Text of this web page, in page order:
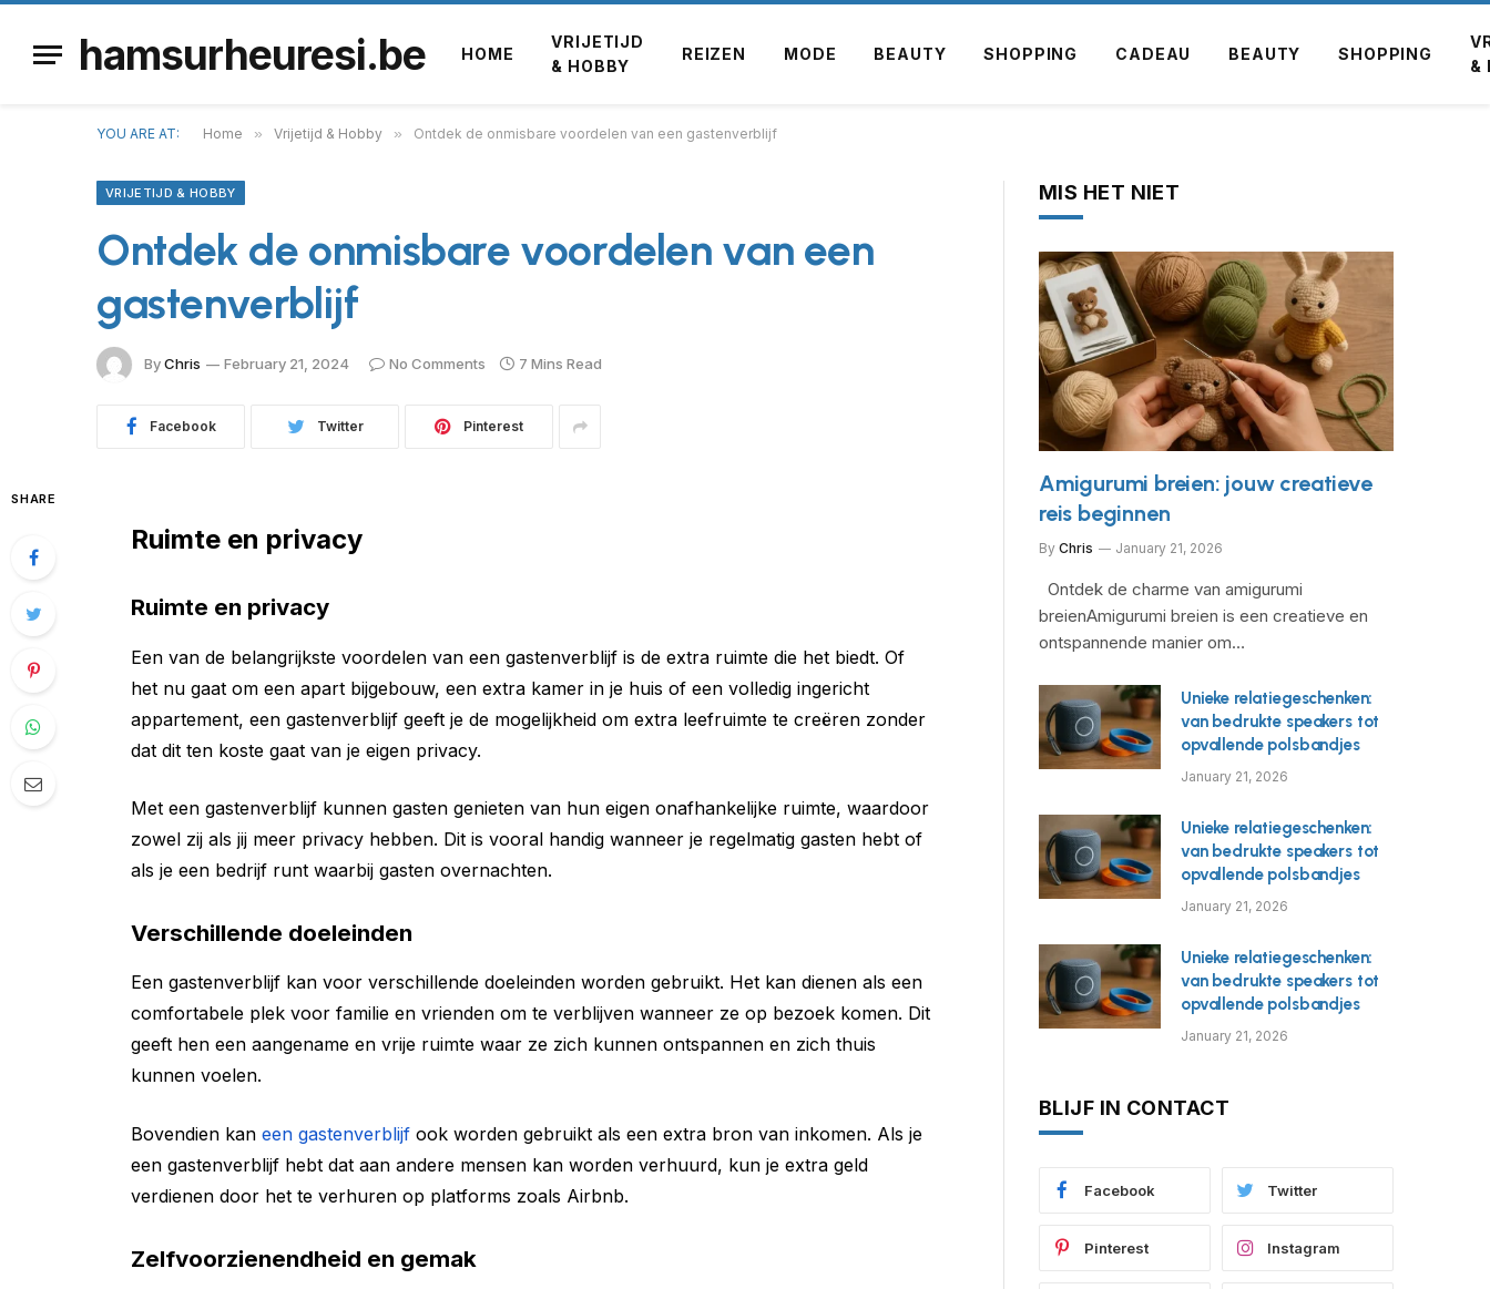
hamsurheuresi.be HOME
VRIJETIJD
& HOBBY
REIZEN MODE BEAUTY SHOPPING CADEAU BEAUTY SHOPPING
&
YOU ARE AT: Home » Vrijetijd & Hobby » Ontdek de onmisbare voordelen van een gastenverblijf
VRIJETIJD & HOBBY
Ontdek de onmisbare voordelen van een
gastenverblijf
ByChris February 21, 2024 No Comments 7 Mins Read
Facebook Twitter Pinterest
SHARE
Ruimte en privacy
Ruimte en privacy
Een van de belangrijkste voordelen van een gastenverblijf is de extra ruimte die het biedt. Of
het nu gaat om een apart bijgebouw, een extra kamer in je huis of een volledig ingericht
appartement, een gastenverblijf geeft je de mogelijkheid om extra leefruimte te creëren zonder
dat dit ten koste gaat van je eigen privacy.
Met een gastenverblijf kunnen gasten genieten van hun eigen onafhankelijke ruimte, waardoor
zowel zij als jij meer privacy hebben. Dit is vooral handig wanneer je regelmatig gasten hebt of
als je een bedrijf runt waarbij gasten overnachten.
Verschillende doeleinden
Een gastenverblijf kan voor verschillende doeleinden worden gebruikt. Het kan dienen als een
comfortabele plek voor familie en vrienden om te verblijven wanneer ze op bezoek komen. Dit
geeft hen een aangename en vrije ruimte waar ze zich kunnen ontspannen en zich thuis
kunnen voelen.
Bovendien kan een gastenverblijfook worden gebruikt als een extra bron van inkomen. Als je
een gastenverblijf hebt dat aan andere mensen kan worden verhuurd, kun je extra geld
verdienen door het te verhuren op platforms zoals Airbnb.
Zelfvoorzienendheid en gemak
MIS HET NIET
Amigurumi breien: jouw creatieve
reis beginnen
By Chris January 21, 2026
Ontdek de charme van amigurumi
breienAmigurumi breien is een creatieve en
ontspannende manier om…
Unieke relatiegeschenken:
van bedrukte speakers tot
opvallende polsbandjes
January 21, 2026
Unieke relatiegeschenken:
van bedrukte speakers tot
opvallende polsbandjes
January 21, 2026
Unieke relatiegeschenken:
van bedrukte speakers tot
opvallende polsbandjes
January 21, 2026
BLIJF IN CONTACT
Facebook Twitter
Pinterest Instagram